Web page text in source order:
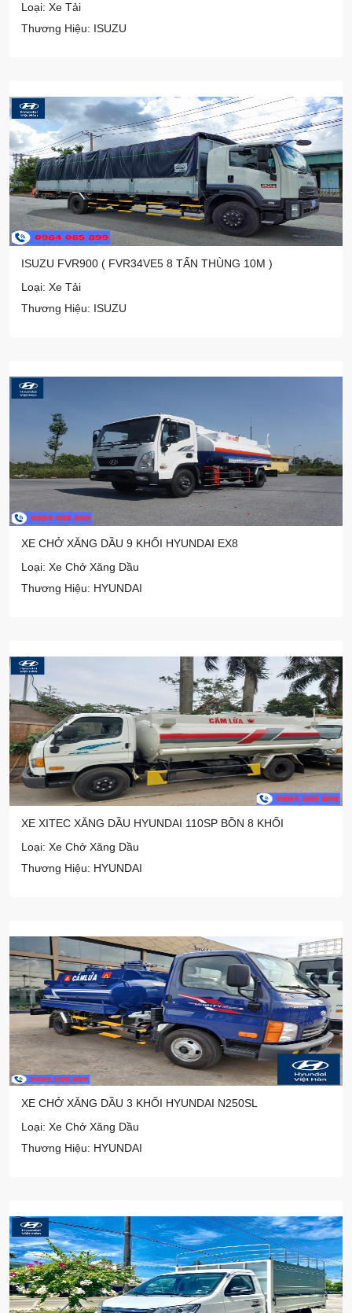
Loại: Xe Tải
Thương Hiệu: ISUZU
ISUZU FVR900 ( FVR34VE5 8 TẤN THÙNG 10M )
Loại: Xe Tải
Thương Hiệu: ISUZU
XE CHỞ XĂNG DẦU 9 KHỐI HYUNDAI EX8
Loại: Xe Chở Xăng Dầu
Thương Hiệu: HYUNDAI
XE XITEC XĂNG DẦU HYUNDAI 110SP BỒN 8 KHỐI
Loại: Xe Chở Xăng Dầu
Thương Hiệu: HYUNDAI
XE CHỞ XĂNG DẦU 3 KHỐI HYUNDAI N250SL
Loại: Xe Chở Xăng Dầu
Thương Hiệu: HYUNDAI